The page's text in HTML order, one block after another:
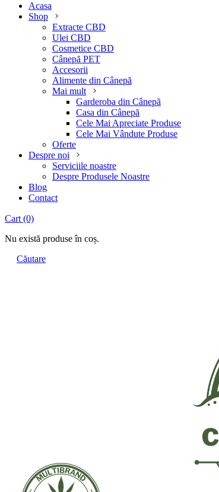
Acasa
Shop
Extracte CBD
Ulei CBD
Cosmetice CBD
Cânepă PET
Accesorii
Alimente din Cânepă
Mai mult
Garderoba din Cânepă
Casa din Cânepă
Cele Mai Apreciate Produse
Cele Mai Vândute Produse
Oferte
Despre noi
Serviciile noastre
Despre Produsele Noastre
Blog
Contact
Cart (0)
Nu există produse în coș.
Căutare